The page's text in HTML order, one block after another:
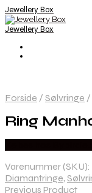
Jewellery Box
Jewellery Box
Forside / Sølvringe /
Ring
Varenummer (SKU):
Diamantringe,
Previous Product